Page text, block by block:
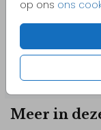
op ons ons
Meer in